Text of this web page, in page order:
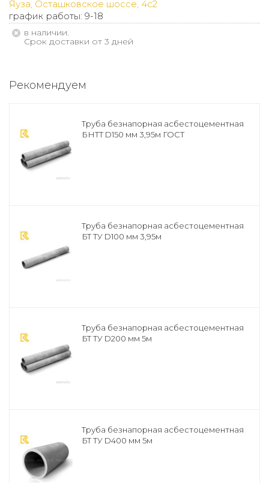
Яуза, Осташковское шоссе, 4с2
график работы: 9-18
В наличии.
Срок доставки от 3 дней
Рекомендуем
Труба безнапорная асбестоцементная
БНТТ D150 мм 3,95м ГОСТ
Труба безнапорная асбестоцементная
БТ ТУ D100 мм 3,95м
Труба безнапорная асбестоцементная
БТ ТУ D200 мм 5м
Труба безнапорная асбестоцементная
БТ ТУ D400 мм 5м